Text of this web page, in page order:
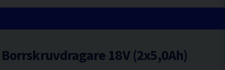
Borrskruvdragare 18V (2x5,0Ah)